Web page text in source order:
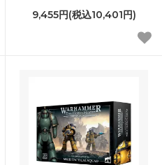
9,455円(税込10,401円)